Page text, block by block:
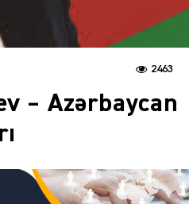
2463
– Azərbaycan